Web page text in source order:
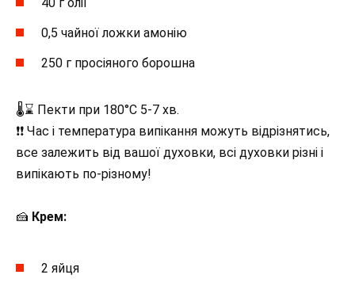
0,5 чайної ложки амонію
250 г просіяного борошна
🌡⌛ Пекти при 180°C 5-7 хв.
❗❗ Час і температура випікання можуть відрізнятись,
все залежить від вашої духовки, всі духовки різні і
випікають по-різному!
🍰 Крем:
2 яйця